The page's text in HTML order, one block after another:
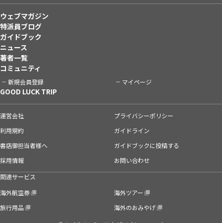
ウェブマガジン
特派員ブログ
ガイドブック
ニュース
著者一覧
コミュニティ
新規会員登録 マイページ
GOOD LUCK TRIP
運営会社
プライバシーポリシー
利用規約
ガイドライン
書店御担当者様へ
ガイドブックに投稿する
採用情報
お問い合わせ
関連サービス
海外航空券
海外ツアー
旅行用品
海外のおみやげ